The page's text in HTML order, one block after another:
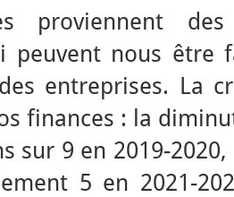
proviennent
peuvent nous être
entreprises. La
finances : la
sur 9 en 2019-
5 en 2021-